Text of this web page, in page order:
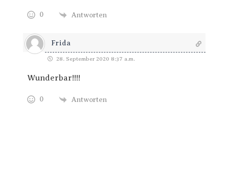
0 Antworten
Frida
28. September 2020 8:37 a.m.
Wunderbar!!!!
0 Antworten